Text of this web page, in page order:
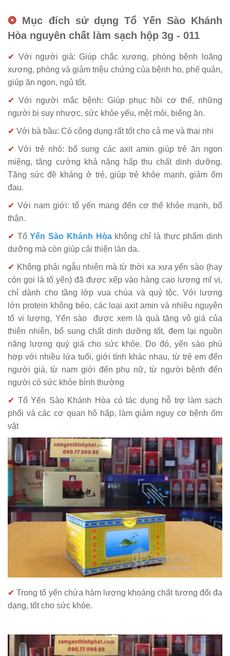
❂ Mục đích sử dụng Tổ Yến Sào Khánh
Hòa nguyên chất làm sạch hộp 3g - 011
✔ Với người già: Giúp chắc xương, phòng bệnh loãng
xương, phòng và giảm triệu chứng của bệnh ho, phế quản,
giúp ăn ngon, ngủ tốt.
✔Với người mắc bệnh: Giúp phục hồi cơ thể, những
người bị suy nhược, sức khỏe yếu, mệt mỏi, biếng ăn.
✔ Với bà bầu: Có công dụng rất tốt cho cả mẹ và thai nhi
✔Với trẻ nhỏ: bổ sung các axit amin giúp trẻ ăn ngon
miệng, tăng cường khả năng hấp thu chất dinh dưỡng.
Tăng sức đề kháng ở trẻ, giúp trẻ khỏe mạnh, giảm ốm
đau.
✔ Với nam giới: tổ yến mang đến cơ thể khỏe mạnh, bổ
thận.
✔ TổYến Sào Khánh Hòakhông chỉ là thực phẩm dinh
dưỡng mà còn giúp cải thiện làn da.
✔ Không phải ngẫu nhiên mà từ thời xa xưa yến sào (hay
còn gọi là tổ yến) đã được xếp vào hàng cao lương mĩ vị,
chỉ dành cho tầng lớp vua chúa và quý tộc. Với lượng
lớn protein không béo, các loại axit amin và nhiều nguyên
tố vi lượng, Yến sào được xem là quà tặng vô giá của
thiên nhiên, bổ sung chất dinh dưỡng tốt, đem lại nguồn
năng lượng quý giá cho sức khỏe. Do đó, yến sào phù
hợp với nhiều lứa tuổi, giới tính khác nhau, từ trẻ em đến
người già, từ nam giới đến phụ nữ, từ người bệnh đến
người có sức khỏe bình thường
✔ Tổ Yến Sào Khánh Hòa có tác dụng hỗ trợ làm sạch
phổi và các cơ quan hô hấp, làm giảm nguy cơ bệnh ốm
vặt
✔Trong tổ yến chứa hàm lượng khoáng chất tương đối đa
dạng, tốt cho sức khỏe.